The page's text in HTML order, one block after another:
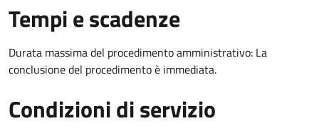
Tempi e scadenze
Durata massima del procedimento amministrativo: La
conclusione del procedimento è immediata.
Condizioni di servizio